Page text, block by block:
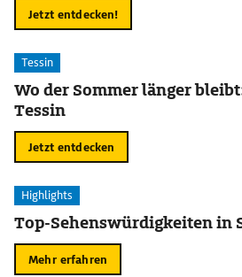
Jetzt entdecken!
Tessin
Wo der Sommer länger
Tessin
Jetzt entdecken
Highlights
Top-Sehenswürdigkeiten in
Mehr erfahren